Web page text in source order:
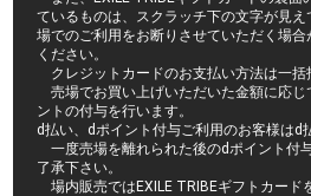
ているものは、スクラッチ下の文字が見
場でのご利用をお断りさせていただく場
ください。
クレジットカードのお支払い方法は一括
売場でお買い上げいただいた金額に応じ
ントの付与を行います。
d払い、dポイント付与ご利用のお客様はd
一度売場を離れられた後のdポイント付
了承下さい。
場内販売ではEXILE TRIBEギフトカード